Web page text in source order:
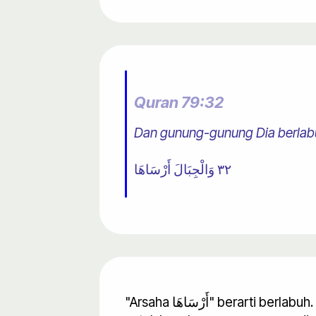
Quran 79:32
Dan gunung-gunung Dia
٣٢ وَالْجِبَالَ أَرْسَاهَا
"Arsaha أَرْسَاهَا" berarti berlabuh. Kini kita tahu mengapa Al-Quran menggunakan kata aneh ini yang biasa digunakan